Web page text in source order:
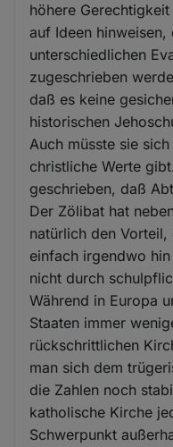
höhere
auf Ideen hinweisen,
unterschiedlichen
zugeschrieben
daß es keine
historischen
Auch müsste sie
christliche Werte
geschrieben, daß
Der Zölibat hat
natürlich den
einfach irgendwo
nicht durch
Während in Europa
Staaten immer
rückschrittlichen
man sich dem
die Zahlen noch
katholische Kirche
Schwerpunkt